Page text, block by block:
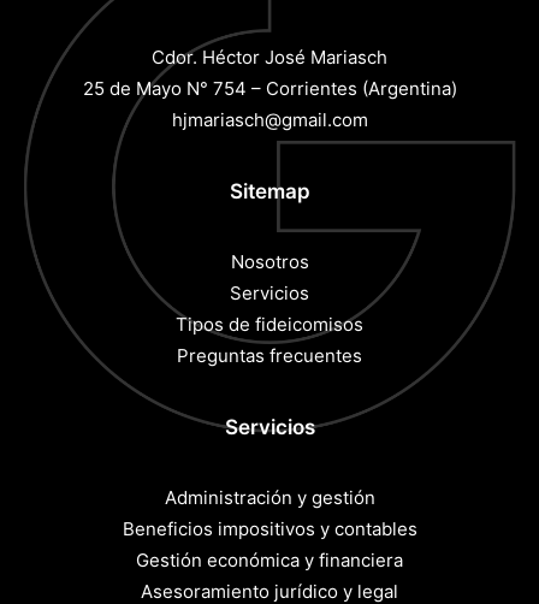
Cdor. Héctor José Mariasch
25 de Mayo N° 754 – Corrientes (Argentina)
hjmariasch@gmail.com
Sitemap
Nosotros
Servicios
Tipos de fideicomisos
Preguntas frecuentes
Servicios
Administración y gestión
Beneficios impositivos y contables
Gestión económica y financiera
Asesoramiento jurídico y legal